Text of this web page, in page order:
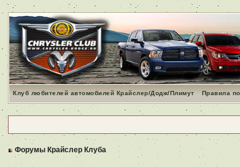
Клуб любителей автомобилей Крайслер/Додж/Плимут Правила
Форумы Крайслер Клуба